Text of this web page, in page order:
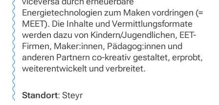
Energietechnologien zum Maken vordringen (=
MEET). Die Inhalte und Vermittlungsformate
werden dazu von Kindern/Jugendlichen, EET-
Firmen, Maker:innen, Pädagog:innen und
anderen Partnern co-kreativ gestaltet, erprobt,
weiterentwickelt und verbreitet.
Standort: Steyr